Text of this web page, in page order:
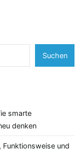
Suchen
smarte
denken
und